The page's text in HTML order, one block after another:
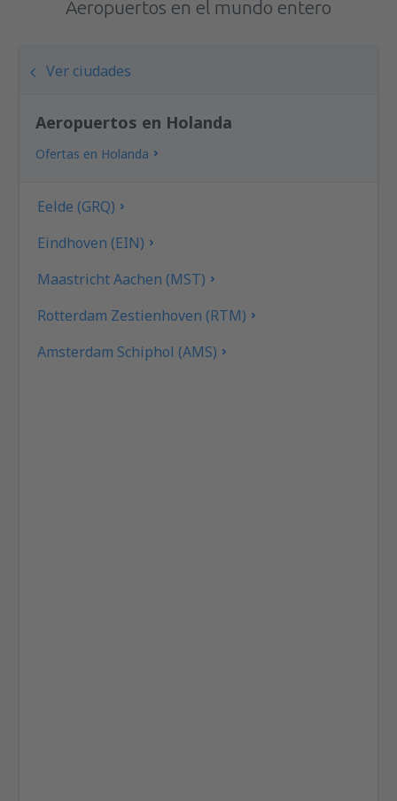
Aeropuertos en el mundo entero
Ver ciudades
Aeropuertos en Holanda
Ofertas en Holanda
Eelde (GRQ)
Eindhoven (EIN)
Maastricht Aachen (MST)
Rotterdam Zestienhoven (RTM)
Amsterdam Schiphol (AMS)